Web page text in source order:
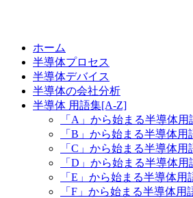
ホーム
半導体プロセス
半導体デバイス
半導体の会社分析
半導体 用語集[A-Z]
「A」から始まる半導体用
「B」から始まる半導体用
「C」から始まる半導体用
「D」から始まる半導体用
「E」から始まる半導体用
「F」から始まる半導体用